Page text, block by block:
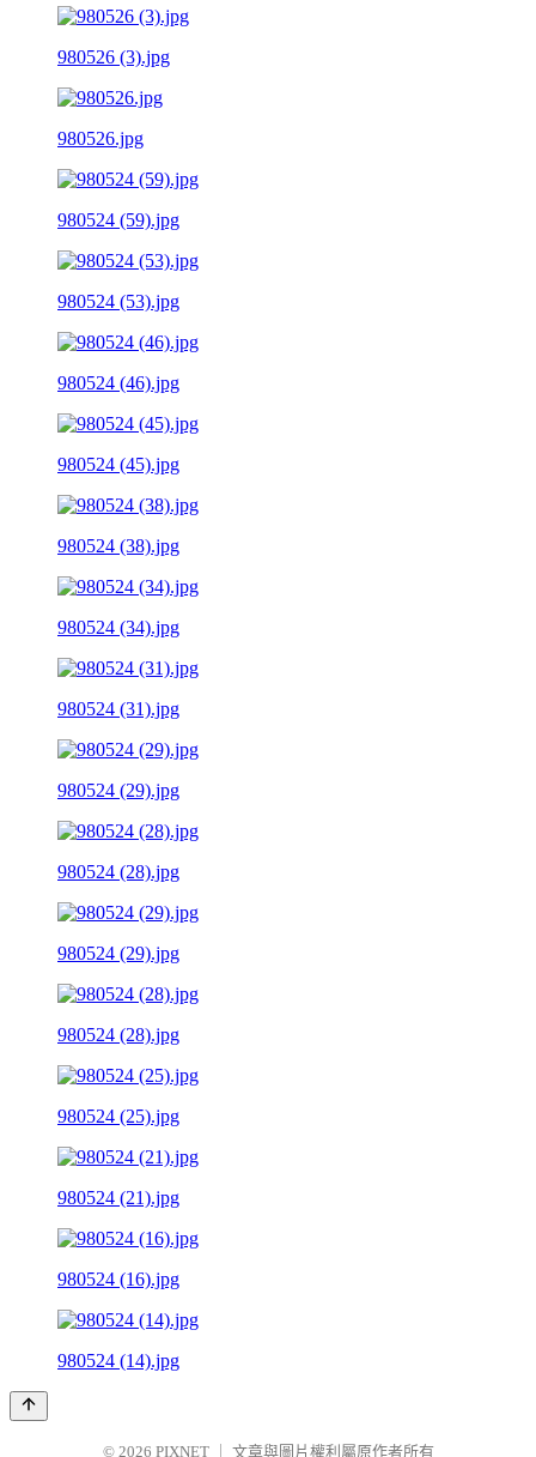
980526 (3).jpg
980526.jpg
980524 (59).jpg
980524 (53).jpg
980524 (46).jpg
980524 (45).jpg
980524 (38).jpg
980524 (34).jpg
980524 (31).jpg
980524 (29).jpg
980524 (28).jpg
980524 (29).jpg
980524 (28).jpg
980524 (25).jpg
980524 (21).jpg
980524 (16).jpg
980524 (14).jpg
© 2026 PIXNET 文章與圖片權利屬原作者所有